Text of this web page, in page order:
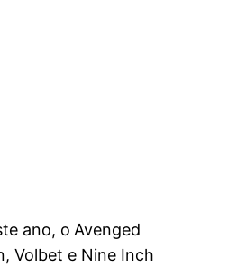
ano, o Avenged
Volbet e Nine Inch